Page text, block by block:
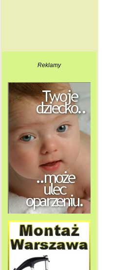
Reklamy